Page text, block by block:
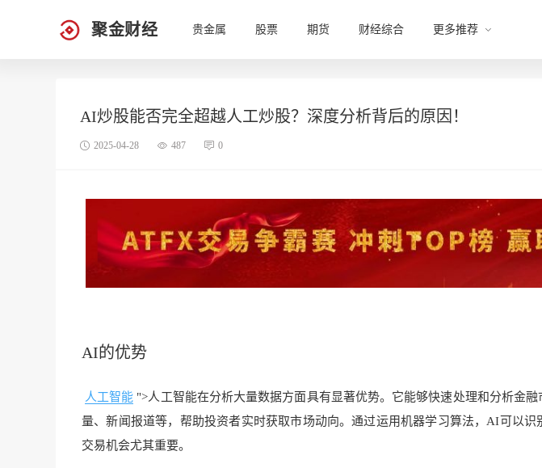
聚金财经 贵金属 股票 期货 财经综合 更多推荐
AI炒股能否完全超越人工炒股？深度分析背后的原因！
2025-04-28 487 0
AI的优势
人工智能 ">人工智能在分析大量数据方面具有显著优势。它能够快速处理和分析金
量、新闻报道等，帮助投资者实时获取市场动向。通过运用机器学习算法，AI可以
交易机会尤其重要。